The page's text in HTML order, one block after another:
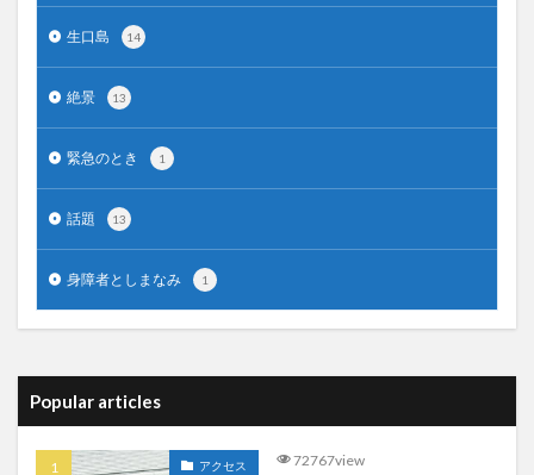
生口島 14
絶景 13
緊急のとき 1
話題 13
身障者としまなみ 1
Popular articles
アクセス 72767view